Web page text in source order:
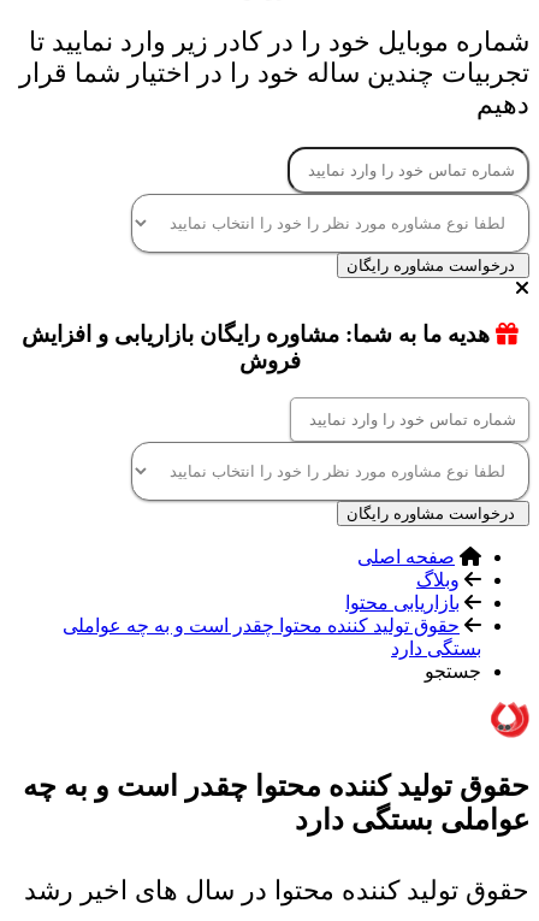
شماره موبایل خود را در کادر زیر وارد نمایید تا
تجربیات چندین ساله خود را در اختیار شما قرار
دهیم
درخواست مشاوره رایگان
هدیه ما به شما: مشاوره رایگان بازاریابی و افزایش
فروش
درخواست مشاوره رایگان
صفحه اصلی
وبلاگ
بازاریابی محتوا
حقوق تولید کننده محتوا چقدر است و به چه عواملی
بستگی دارد
جستجو
حقوق تولید کننده محتوا چقدر است و به چه
عواملی بستگی دارد
حقوق تولید کننده محتوا در سال های اخیر رشد